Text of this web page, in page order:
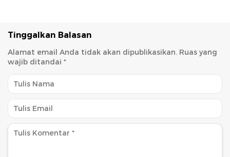
Tinggalkan Balasan
Alamat email Anda tidak akan dipublikasikan. Ruas yang
wajib ditandai *